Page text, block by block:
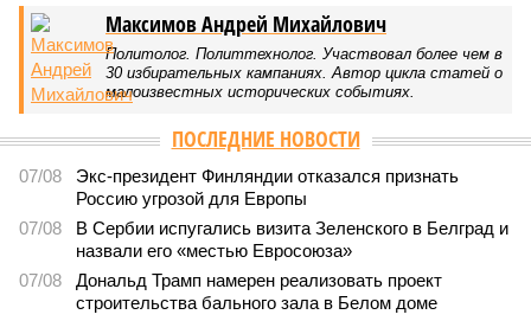
Максимов Андрей Михайлович
Политолог. Политтехнолог. Участвовал более чем в
30 избирательных кампаниях. Автор цикла статей о
малоизвестных исторических событиях.
ПОСЛЕДНИЕ НОВОСТИ
07/08
Экс-президент Финляндии отказался признать
Россию угрозой для Европы
07/08
В Сербии испугались визита Зеленского в Белград и
назвали его «местью Евросоюза»
07/08
Дональд Трамп намерен реализовать проект
строительства бального зала в Белом доме